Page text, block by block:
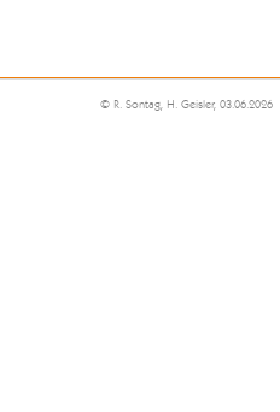
© R. Sontag, H. Geisler, 03.06.2026